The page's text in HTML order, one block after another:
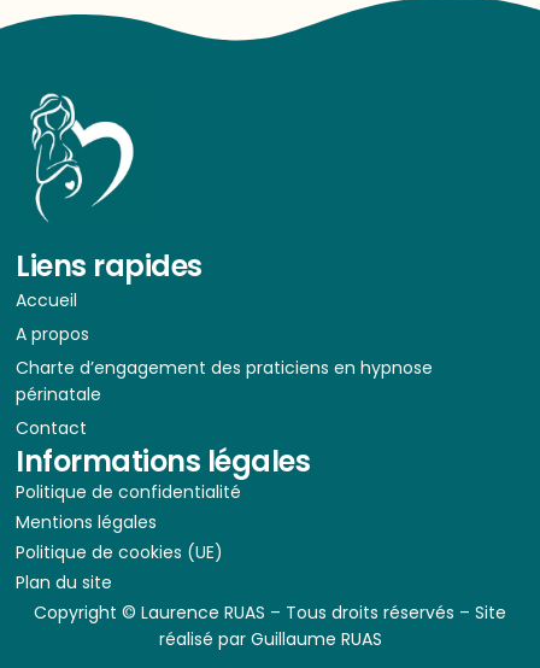
Liens rapides
Accueil
A propos
Charte d’engagement des praticiens en hypnose
périnatale
Contact
Informations légales
Politique de confidentialité
Mentions légales
Politique de cookies (UE)
Plan du site
Copyright © Laurence RUAS – Tous droits réservés – Site
réalisé par Guillaume RUAS